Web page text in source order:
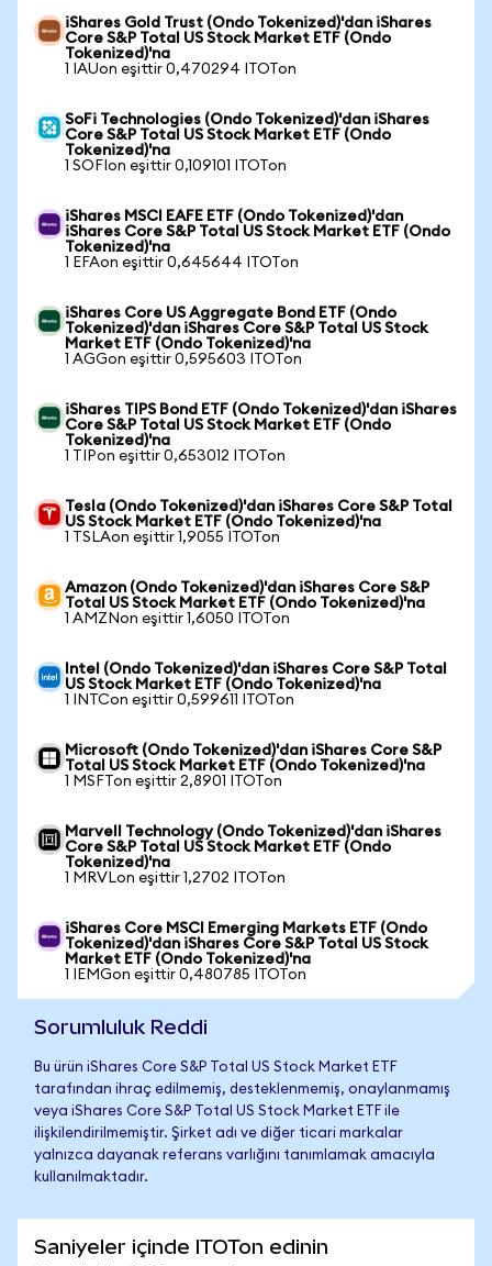
iShares Gold Trust (Ondo Tokenized)'dan iShares
Core S&P Total US Stock Market ETF (Ondo
Tokenized)'na
1 IAUon eşittir 0,470294 ITOTon
SoFi Technologies (Ondo Tokenized)'dan iShares
Core S&P Total US Stock Market ETF (Ondo
Tokenized)'na
1 SOFIon eşittir 0,109101 ITOTon
iShares MSCI EAFE ETF (Ondo Tokenized)'dan
iShares Core S&P Total US Stock Market ETF (Ondo
Tokenized)'na
1 EFAon eşittir 0,645644 ITOTon
iShares Core US Aggregate Bond ETF (Ondo
Tokenized)'dan iShares Core S&P Total US Stock
Market ETF (Ondo Tokenized)'na
1 AGGon eşittir 0,595603 ITOTon
iShares TIPS Bond ETF (Ondo Tokenized)'dan iShares
Core S&P Total US Stock Market ETF (Ondo
Tokenized)'na
1 TIPon eşittir 0,653012 ITOTon
Tesla (Ondo Tokenized)'dan iShares Core S&P Total
US Stock Market ETF (Ondo Tokenized)'na
1 TSLAon eşittir 1,9055 ITOTon
Amazon (Ondo Tokenized)'dan iShares Core S&P
Total US Stock Market ETF (Ondo Tokenized)'na
1 AMZNon eşittir 1,6050 ITOTon
Intel (Ondo Tokenized)'dan iShares Core S&P Total
US Stock Market ETF (Ondo Tokenized)'na
1 INTCon eşittir 0,599611 ITOTon
Microsoft (Ondo Tokenized)'dan iShares Core S&P
Total US Stock Market ETF (Ondo Tokenized)'na
1 MSFTon eşittir 2,8901 ITOTon
Marvell Technology (Ondo Tokenized)'dan iShares
Core S&P Total US Stock Market ETF (Ondo
Tokenized)'na
1 MRVLon eşittir 1,2702 ITOTon
iShares Core MSCI Emerging Markets ETF (Ondo
Tokenized)'dan iShares Core S&P Total US Stock
Market ETF (Ondo Tokenized)'na
1 IEMGon eşittir 0,480785 ITOTon
Sorumluluk Reddi
Bu ürün iShares Core S&P Total US Stock Market ETF
tarafından ihraç edilmemiş, desteklenmemiş, onaylanmamış
veya iShares Core S&P Total US Stock Market ETF ile
ilişkilendirilmemiştir. Şirket adı ve diğer ticari markalar
yalnızca dayanak referans varlığını tanımlamak amacıyla
kullanılmaktadır.
Saniyeler içinde ITOTon edinin